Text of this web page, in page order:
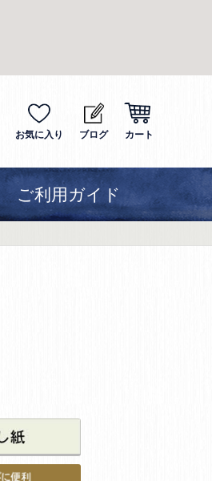
お気に入り ブログ カート
ご利用ガイド